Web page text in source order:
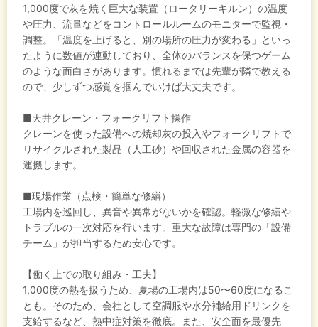
1,000度で灰を焼く巨大な装置（ロータリーキルン）の温度
や圧力、流量などをコントロールルームのモニターで監視・
調整。「温度を上げると、別の場所の圧力が変わる」といっ
たように数値が連動しており、全体のバランスを保つゲーム
のような面白さがあります。慣れるまでは先輩が隣で教える
ので、少しずつ感覚を掴んでいけば大丈夫です。
■天井クレーン・フォークリフト操作
クレーンを使った設備への焼却灰の投入やフォークリフトで
リサイクルされた製品（人工砂）や回収された金属の容器を
運搬します。
■現場作業（点検・簡単な修繕）
工場内を巡回し、異音や異常がないかを確認。軽微な修繕や
トラブルの一次対応を行います。重大な故障は専門の「設備
チーム」が担当するため安心です。
【働く上での取り組み・工夫】
1,000度の熱を扱うため、夏場の工場内は50〜60度になるこ
とも。そのため、会社として空調服や水分補給用ドリンクを
支給するなど、熱中症対策を徹底。また、安全面を最優先